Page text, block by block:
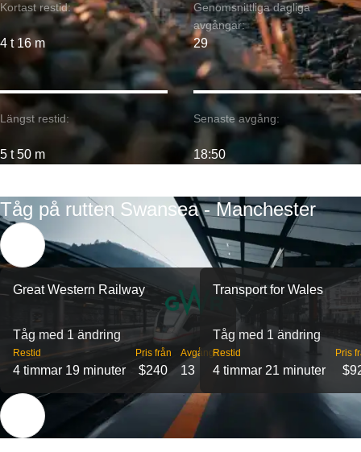
Kortast restid:
4 t 16 m
Längst restid:
5 t 50 m
Genomsnittliga dagliga
avgångar:
29
Senaste avgång:
18:50
Tåg på rutten Swansea - Manchester
Great Western Railway
Tåg med 1 ändring
Restid
4 timmar 19 minuter
Pris från
$240
Avgångar
13
Transport for Wales
Tåg med 1 ändring
Restid
4 timmar 21 minuter
Pris